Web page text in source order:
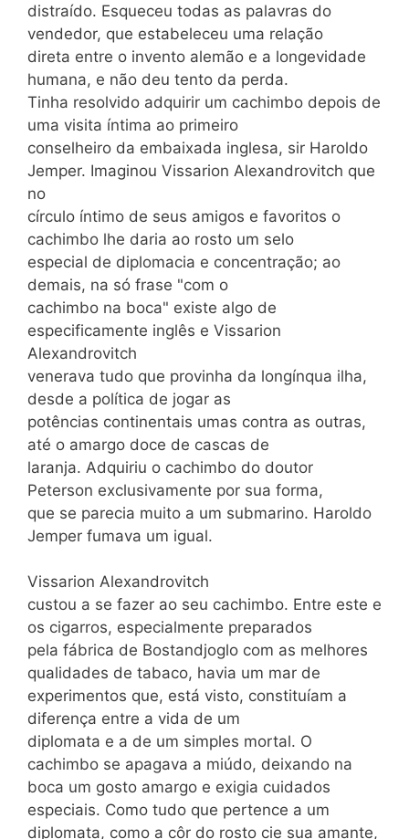
distraído. Esqueceu todas as palavras do
vendedor, que estabeleceu uma relação
direta entre o invento alemão e a longevidade
humana, e não deu tento da perda.
Tinha resolvido adquirir um cachimbo depois de
uma visita íntima ao primeiro
conselheiro da embaixada inglesa, sir Haroldo
Jemper. Imaginou Vissarion Alexandrovitch que
no
círculo íntimo de seus amigos e favoritos o
cachimbo lhe daria ao rosto um selo
especial de diplomacia e concentração; ao
demais, na só frase "com o
cachimbo na boca" existe algo de
especificamente inglês e Vissarion
Alexandrovitch
venerava tudo que provinha da longínqua ilha,
desde a política de jogar as
potências continentais umas contra as outras,
até o amargo doce de cascas de
laranja. Adquiriu o cachimbo do doutor
Peterson exclusivamente por sua forma,
que se parecia muito a um submarino. Haroldo
Jemper fumava um igual.
Vissarion Alexandrovitch
custou a se fazer ao seu cachimbo. Entre este e
os cigarros, especialmente preparados
pela fábrica de Bostandjoglo com as melhores
qualidades de tabaco, havia um mar de
experimentos que, está visto, constituíam a
diferença entre a vida de um
diplomata e a de um simples mortal. O
cachimbo se apagava a miúdo, deixando na
boca um gosto amargo e exigia cuidados
especiais. Como tudo que pertence a um
diplomata, como a côr do rosto cie sua amante,